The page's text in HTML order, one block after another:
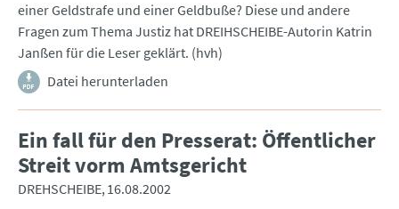
einer Geldstrafe und einer Geldbuße? Diese und andere
Fragen zum Thema Justiz hat DREIHSCHEIBE-Autorin Katrin
Janßen für die Leser geklärt. (hvh)
Datei herunterladen
Ein fall für den Presserat: Öffentlicher
Streit vorm Amtsgericht
DREHSCHEIBE 16.08.2002